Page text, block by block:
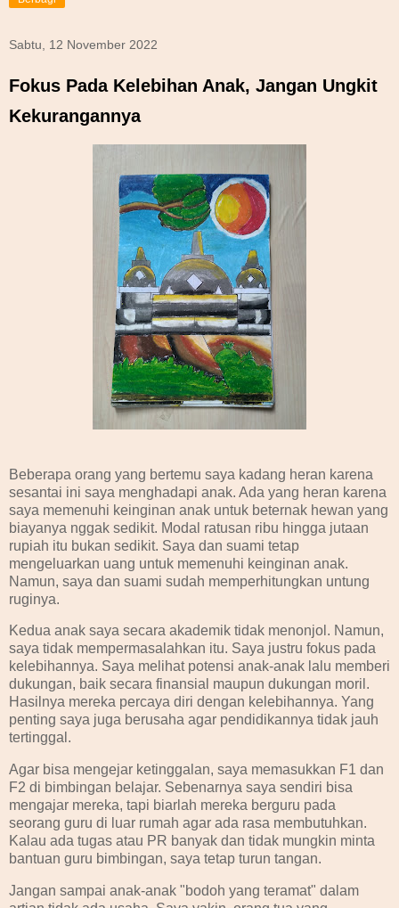
Sabtu, 12 November 2022
Fokus Pada Kelebihan Anak, Jangan Ungkit
Kekurangannya
Beberapa orang yang bertemu saya kadang heran karena
sesantai ini saya menghadapi anak. Ada yang heran karena
saya memenuhi keinginan anak untuk beternak hewan yang
biayanya nggak sedikit. Modal ratusan ribu hingga jutaan
rupiah itu bukan sedikit. Saya dan suami tetap
mengeluarkan uang untuk memenuhi keinginan anak.
Namun, saya dan suami sudah memperhitungkan untung
ruginya.
Kedua anak saya secara akademik tidak menonjol. Namun,
saya tidak mempermasalahkan itu. Saya justru fokus pada
kelebihannya. Saya melihat potensi anak-anak lalu memberi
dukungan, baik secara finansial maupun dukungan moril.
Hasilnya mereka percaya diri dengan kelebihannya. Yang
penting saya juga berusaha agar pendidikannya tidak jauh
tertinggal.
Agar bisa mengejar ketinggalan, saya memasukkan F1 dan
F2 di bimbingan belajar. Sebenarnya saya sendiri bisa
mengajar mereka, tapi biarlah mereka berguru pada
seorang guru di luar rumah agar ada rasa membutuhkan.
Kalau ada tugas atau PR banyak dan tidak mungkin minta
bantuan guru bimbingan, saya tetap turun tangan.
Jangan sampai anak-anak "bodoh yang teramat" dalam